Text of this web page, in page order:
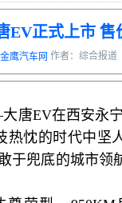
EV正式上市 售
金鹰汽车网 作者：综合报道
唐EV在西安永
忱的时代中坚
于兜底的城市领